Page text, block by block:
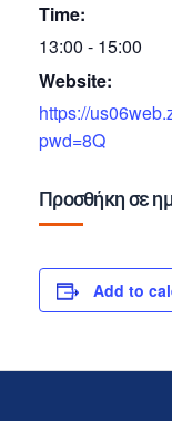
Time:
13:00 - 15:00
Website:
https://
pwd=8Q
Προσθήκη σε
Add to